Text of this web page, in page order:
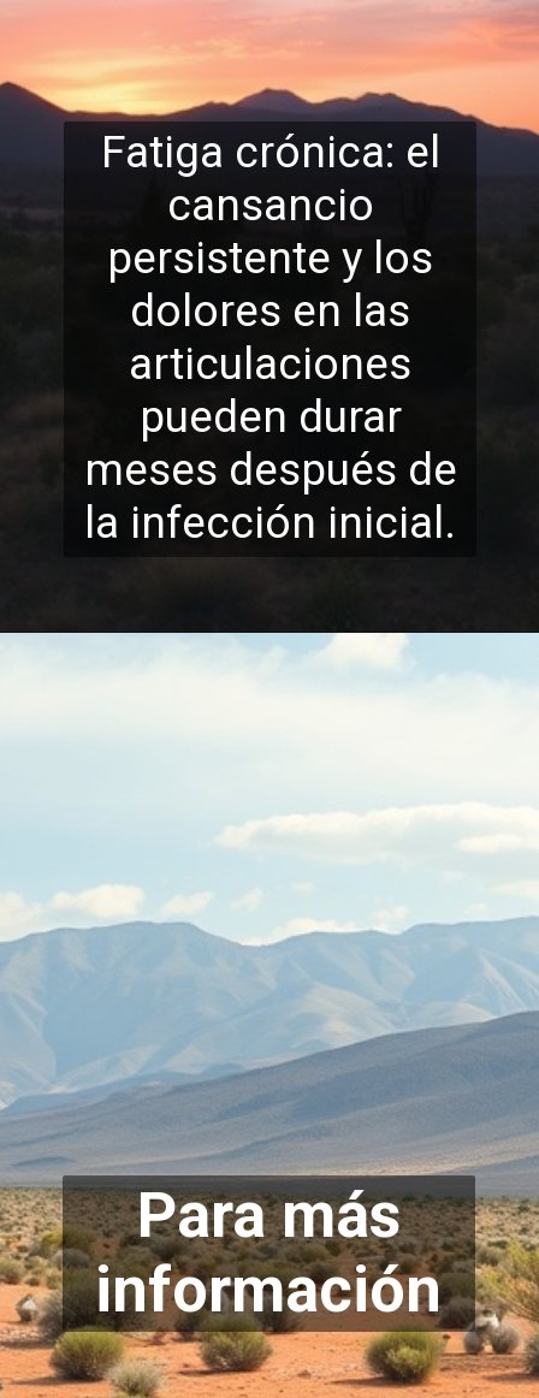
Fatiga crónica: el
cansancio
persistente y los
dolores en las
articulaciones
pueden durar
meses después de
la infección inicial.
Para más
información